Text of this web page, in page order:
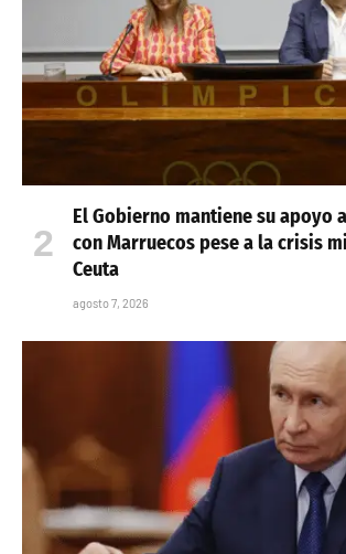
El Gobierno mantiene su apoyo
con Marruecos pese a la crisis
Ceuta
agosto 7, 2026